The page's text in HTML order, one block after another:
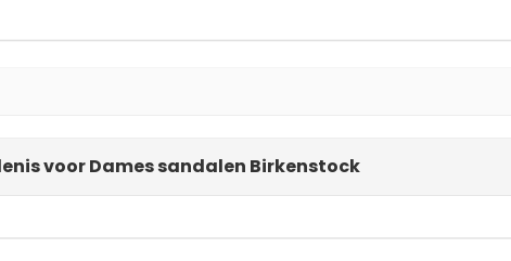
voor Dames sandalen Birkenstock